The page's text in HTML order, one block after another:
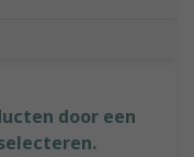
door een